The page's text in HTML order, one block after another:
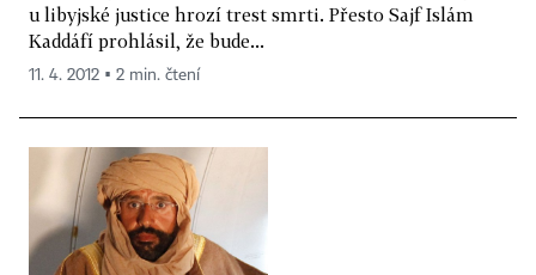
u libyjské justice hrozí trest smrti. Přesto Sajf Islám
Kaddáfí prohlásil, že bude...
11. 4. 2012 ▪ 2 min. čtení